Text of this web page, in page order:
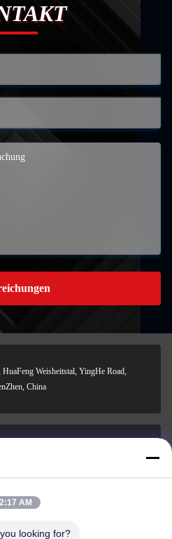
HuaFeng Weisheitstal, YingHe Road,
China
2:17 AM
looking for?